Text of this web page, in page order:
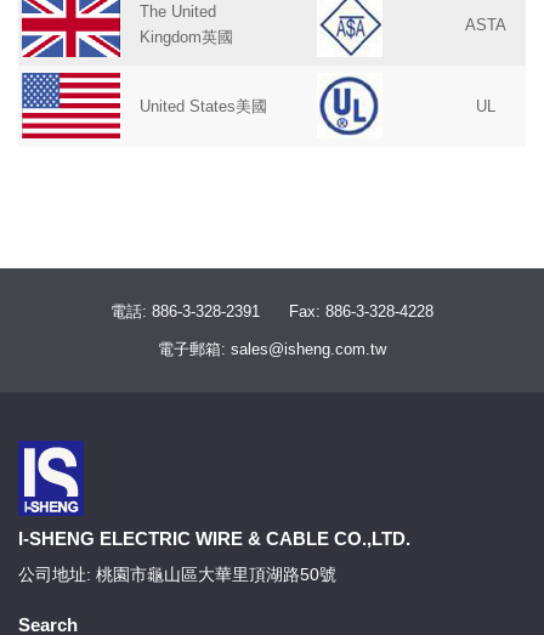
The United
Kingdom英國
ASTA
United States美國 UL
電話: 886-3-328-2391 Fax: 886-3-328-4228
電子郵箱: sales@isheng.com.tw
I-SHENG ELECTRIC WIRE & CABLE CO.,LTD.
公司地址: 桃園市龜山區大華里頂湖路50號
Search